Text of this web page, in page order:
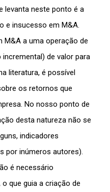
levanta neste ponto é a
e insucesso em M&A.
M&A a uma operação de
de valor para
literatura, é possível
os retornos que
No nosso ponto de
desta natureza não se
indicadores
por inúmeros autores).
é necessário
que guia a criação de